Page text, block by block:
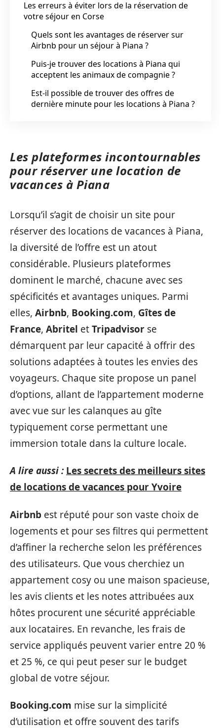
Les erreurs à éviter lors de la réservation de
votre séjour en Corse
Quels sont les avantages de réserver sur
Airbnb pour un séjour à Piana ?
Puis-je trouver des locations à Piana qui
acceptent les animaux de compagnie ?
Est-il possible de trouver des offres de
dernière minute pour les locations à Piana ?
Les plateformes incontournables
pour réserver une location de
vacances à Piana
Lorsqu’il s’agit de choisir un site pour
réserver des locations de vacances à Piana,
la diversité de l’offre est un atout
considérable. Plusieurs plateformes
dominent le marché, chacune avec ses
spécificités et avantages uniques. Parmi
elles, Airbnb, Booking.com, Gîtes de
France, Abritel etTripadvisor se
démarquent par leur capacité à offrir des
solutions adaptées à toutes les envies des
voyageurs. Chaque site propose un panel
d’options, allant de l’appartement moderne
avec vue sur les calanques au gîte
typiquement corse permettant une
immersion totale dans la culture locale.
A lire aussi : Les secrets des meilleurs sites
de locations de vacances pour Yvoire
Airbnb est réputé pour son vaste choix de
logements et pour ses filtres qui permettent
d’affiner la recherche selon les préférences
des utilisateurs. Que vous cherchiez un
appartement cosy ou une maison spacieuse,
les avis clients et les notes attribuées aux
hôtes procurent une sécurité appréciable
aux locataires. En revanche, les frais de
service appliqués peuvent varier entre 20 %
et 25 %, ce qui peut peser sur le budget
global de votre séjour.
Booking.com mise sur la simplicité
d’utilisation et offre souvent des tarifs